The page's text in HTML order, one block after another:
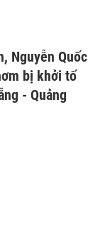
Nguyễn Quốc
bị khởi tố
- Quảng